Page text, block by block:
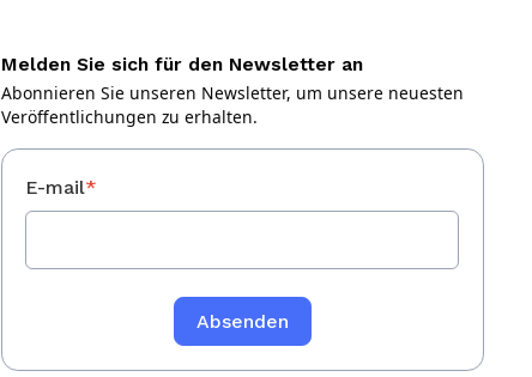
Melden Sie sich für den Newsletter an
Abonnieren Sie unseren Newsletter, um unsere neuesten
Veröffentlichungen zu erhalten.
E-mail*